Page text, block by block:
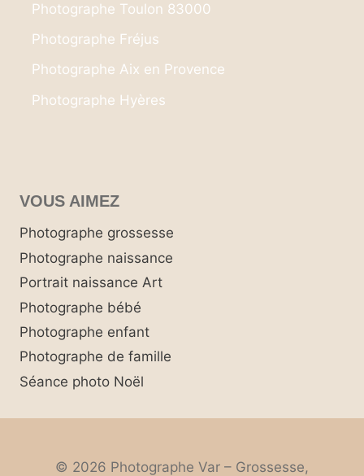
Photographe Toulon 83000
Photographe Fréjus
Photographe Aix en Provence
Photographe Hyères
VOUS AIMEZ
Photographe grossesse
Photographe naissance
Portrait naissance Art
Photographe bébé
Photographe enfant
Photographe de famille
Séance photo Noël
© 2026 Photographe Var – Grossesse,